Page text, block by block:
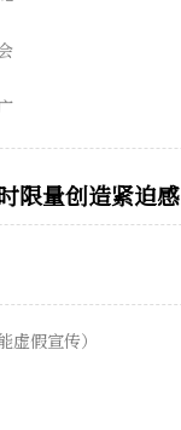
限量创造紧迫感
虚假宣传）